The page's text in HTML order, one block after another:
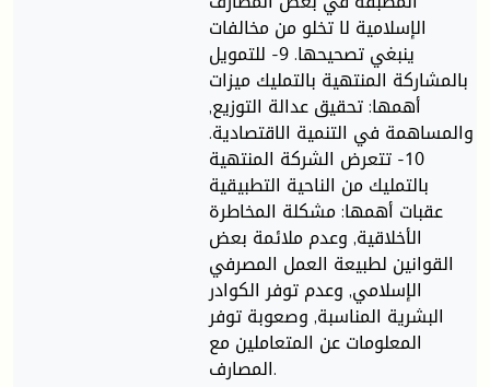
الإسلامية لا تخلو من مخالفات
ينبغي تصحيحها. 9- للتمويل
بالمشاركة المنتهية بالتمليك ميزات
أهمها: تحقيق عدالة التوزيع,
والمساهمة في التنمية الاقتصادية.
10- تتعرض الشركة المنتهية
بالتمليك من الناحية التطبيقية
عقبات أهمها: مشكلة المخاطرة
الأخلاقية, وعدم ملائمة بعض
القوانين لطبيعة العمل المصرفي
الإسلامي, وعدم توفر الكوادر
البشرية المناسبة, وصعوبة توفر
المعلومات عن المتعاملين مع
المصارف.